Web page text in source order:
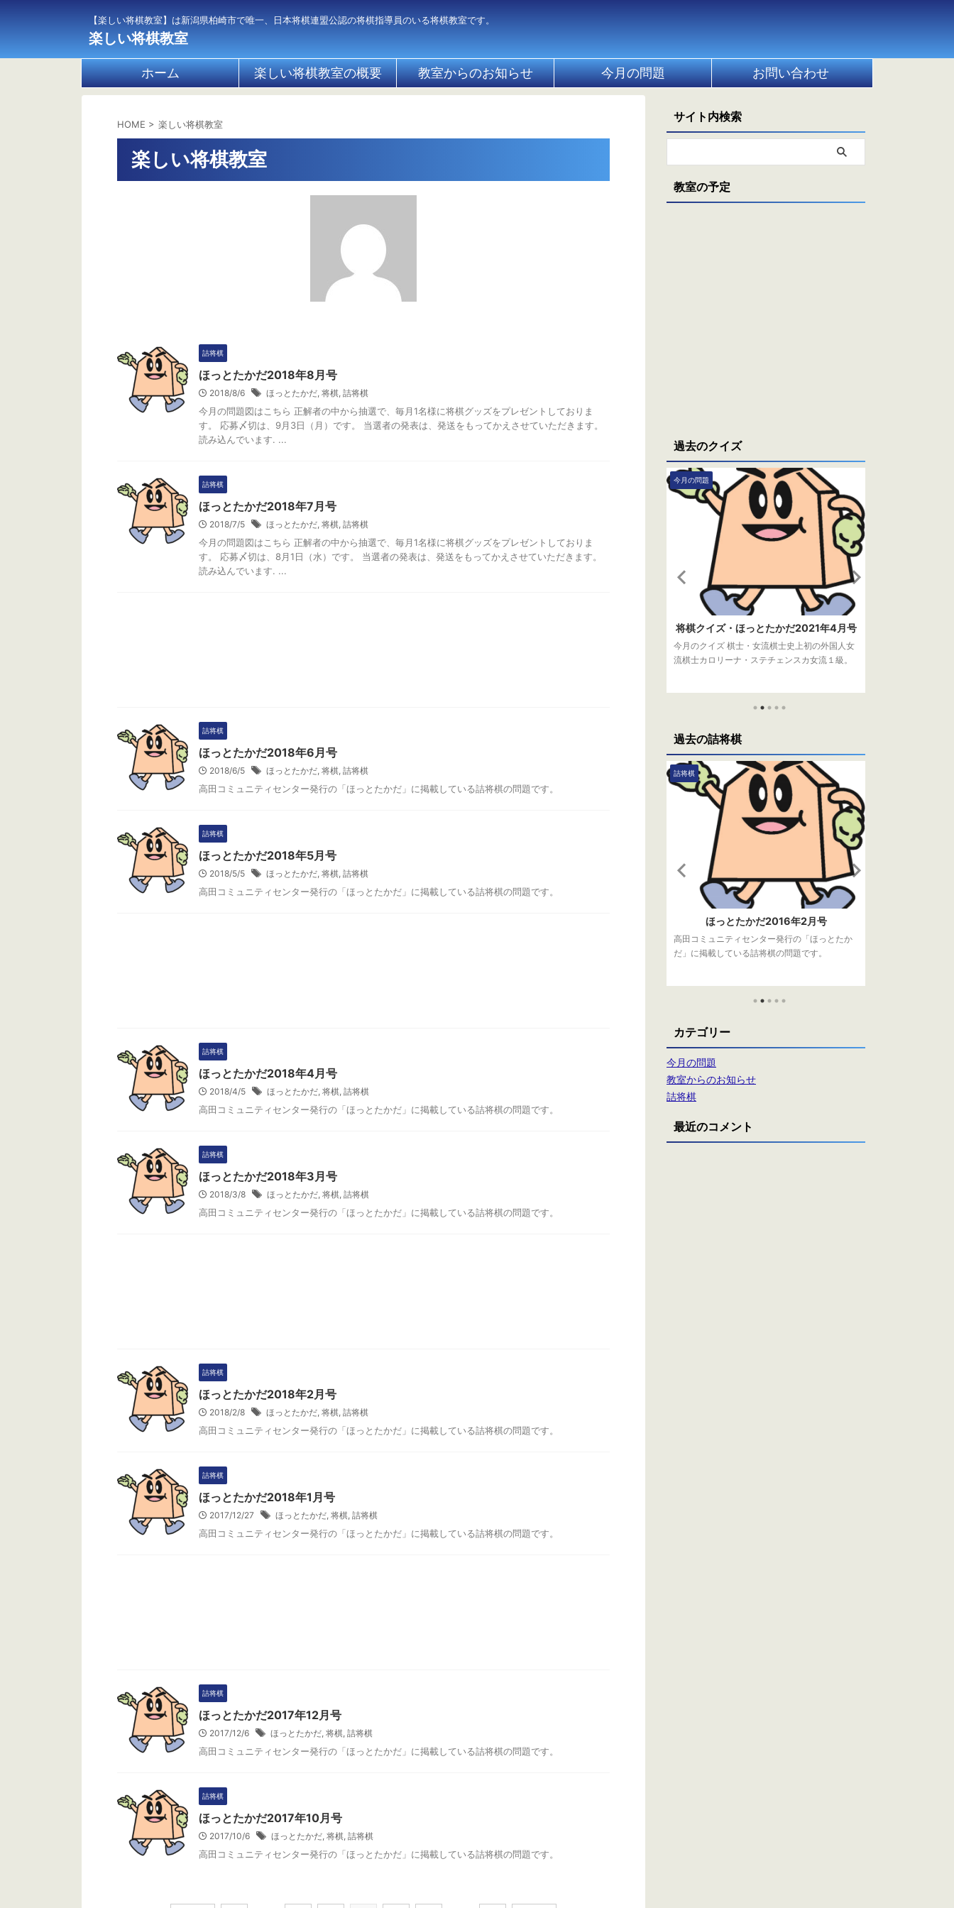
【楽しい将棋教室】は新潟県柏崎市で唯一、日本将棋連盟公認の将棋指導員のいる将棋教室です。
楽しい将棋教室
ホーム 楽しい将棋教室の概要 教室からのお知らせ 今月の問題 お問い合わせ
HOME > 楽しい将棋教室
楽しい将棋教室
詰将棋
ほっとたかだ2018年8月号
2018/8/6 ほっとたかだ, 将棋, 詰将棋
今月の問題図はこちら 正解者の中から抽選で、毎月1名様に将棋グッズをプレゼントしておりま
す。 応募〆切は、9月3日（月）です。 当選者の発表は、発送をもってかえさせていただきます。
読み込んでいます. ...
詰将棋
ほっとたかだ2018年7月号
2018/7/5 ほっとたかだ, 将棋, 詰将棋
今月の問題図はこちら 正解者の中から抽選で、毎月1名様に将棋グッズをプレゼントしておりま
す。 応募〆切は、8月1日（水）です。 当選者の発表は、発送をもってかえさせていただきます。
読み込んでいます. ...
詰将棋
ほっとたかだ2018年6月号
2018/6/5 ほっとたかだ, 将棋, 詰将棋
高田コミュニティセンター発行の「ほっとたかだ」に掲載している詰将棋の問題です。
詰将棋
ほっとたかだ2018年5月号
2018/5/5 ほっとたかだ, 将棋, 詰将棋
高田コミュニティセンター発行の「ほっとたかだ」に掲載している詰将棋の問題です。
詰将棋
ほっとたかだ2018年4月号
2018/4/5 ほっとたかだ, 将棋, 詰将棋
高田コミュニティセンター発行の「ほっとたかだ」に掲載している詰将棋の問題です。
詰将棋
ほっとたかだ2018年3月号
2018/3/8 ほっとたかだ, 将棋, 詰将棋
高田コミュニティセンター発行の「ほっとたかだ」に掲載している詰将棋の問題です。
詰将棋
ほっとたかだ2018年2月号
2018/2/8 ほっとたかだ, 将棋, 詰将棋
高田コミュニティセンター発行の「ほっとたかだ」に掲載している詰将棋の問題です。
詰将棋
ほっとたかだ2018年1月号
2017/12/27 ほっとたかだ, 将棋, 詰将棋
高田コミュニティセンター発行の「ほっとたかだ」に掲載している詰将棋の問題です。
詰将棋
ほっとたかだ2017年12月号
2017/12/6 ほっとたかだ, 将棋, 詰将棋
高田コミュニティセンター発行の「ほっとたかだ」に掲載している詰将棋の問題です。
詰将棋
ほっとたかだ2017年10月号
2017/10/6 ほっとたかだ, 将棋, 詰将棋
高田コミュニティセンター発行の「ほっとたかだ」に掲載している詰将棋の問題です。
サイト内検索
教室の予定
過去のクイズ
発送をもってかえさせていただきます。 読み込
んでいます… 先月の答え 先月の問題はこちら 正
解は（2）愛知 名古屋市中村区にあるミッドラ
ンドスクエア25階の一室に85枚の畳を敷きつ
徳川家康が将棋所を設け幕府から俸禄を支給し
今月の問題
将棋クイズ・ほっとたかだ2021年4月号
今月のクイズ 棋士・女流棋士史上初の外国人女
流棋士カロリーナ・ステチェンスカ女流１級。
す。 応募〆切は、4月30日（金）です。 当選者
の発表は、発送をもってかえさせていただきま
す。 読み込んでいます… 先月の答え 先月の問題
はこちら 正解は（1）6人 第1期は蛸島彰子女流
三段、関根紀代子女流二段、多田佳子女流二
段、山下カズ子女流 ...
過去の詰将棋
詰将棋 詰将棋
ほっとたかだ2016年2月号
高田コミュニティセンター発行の「ほっとたか
だ」に掲載している詰将棋の問題です。
カテゴリー
今月の問題
教室からのお知らせ
詰将棋
最近のコメント